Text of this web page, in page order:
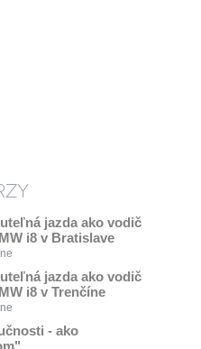
jazda ako vodič
i8 v Bratislave
jazda ako vodič
i8 v Trenčíne
- ako